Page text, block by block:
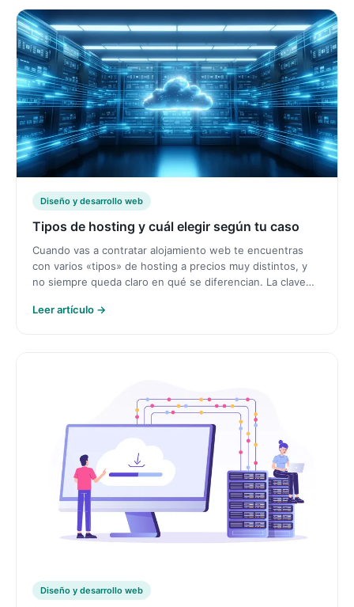
Diseño y desarrollo web
Tipos de hosting y cuál elegir según tu caso
Cuando vas a contratar alojamiento web te encuentras
con varios «tipos» de hosting a precios muy distintos, y
no siempre queda claro en qué se diferencian. La clave…
Leer artículo →
Diseño y desarrollo web